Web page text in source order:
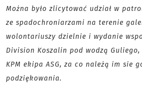
Można było zlicytować udział w
ze spadochroniarzami na terenie
wolontariuszy dzielnie i wydanie
Division Koszalin pod wodzą
KPM ekipa ASG, za co należą im sie
podziękowania.